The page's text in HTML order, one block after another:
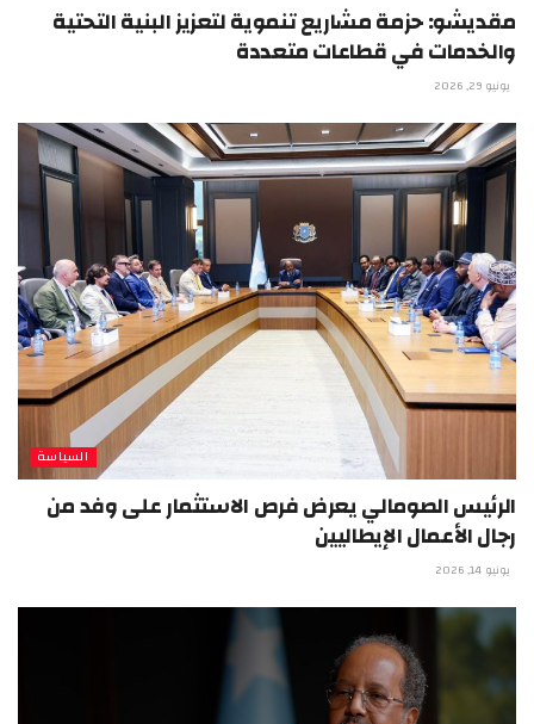
مقديشو: حزمة مشاريع تنموية لتعزيز البنية التحتية
والخدمات في قطاعات متعددة
يونيو 29, 2026
السياسة
الرئيس الصومالي يعرض فرص الاستثمار على وفد من
رجال الأعمال الإيطاليين
يونيو 14, 2026